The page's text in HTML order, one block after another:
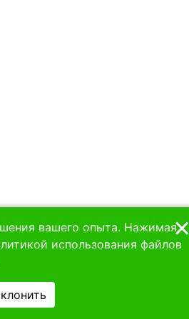
вашего опыта. Нажимая
использования файлов
×